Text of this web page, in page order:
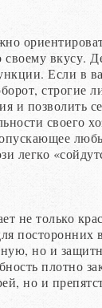
вкусу.
Если в
строгие
и позволить
своего
легко
не только
посторонних
но и
плотно
но и